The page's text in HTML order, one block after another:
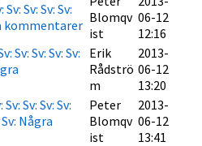
Sv: Sv: Sv: Sv:
kommentarer Blomqv
ist
06-12
12:16
Sv: Sv: Sv: Sv:
Erik
Rådströ
m
2013-
06-12
13:20
Sv: Sv: Sv: Sv:
Sv: Några
Peter
Blomqv
ist
2013-
06-12
13:41